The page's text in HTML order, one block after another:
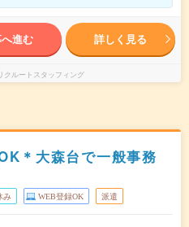
進む 詳しく見る
クルートスタッフィング
＊大森台で一般事務
み WEB登録OK 派遣